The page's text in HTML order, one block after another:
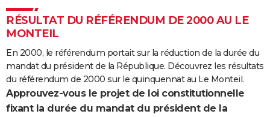
RÉSULTAT DU RÉFÉRENDUM DE 2000 AU LE
MONTEIL
En 2000, le référendum portait sur la réduction de la durée du
mandat du président de la République. Découvrez les résultats
du référendum de 2000 sur le quinquennat au Le Monteil.
Approuvez-vous le projet de loi constitutionnelle
fixant la durée du mandat du président de la